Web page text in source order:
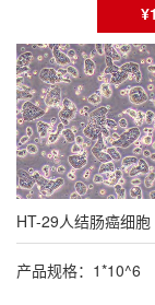
产品规格：1*10^6